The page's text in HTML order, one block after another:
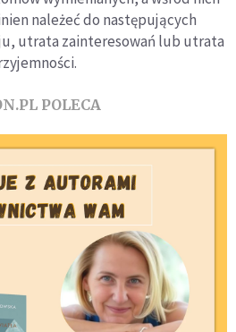
należeć do następujących
utrata zainteresowań lub utrata
POLECA